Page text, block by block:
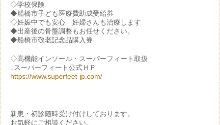
◇学校保険
◆船橋市子ども医療費助成受給券
◇妊娠中でも安心 妊婦さんも治療します
◆出産後の骨盤調整もお任せください。
◆船橋市敬老記念品購入券
◇高機能インソール・スーパーフィート取扱
↓スーパーフィート公式ＨＰ
https://www.superfeet-jp.com/
新患・初診随時受け付けしております。
お気軽にご相談ください。